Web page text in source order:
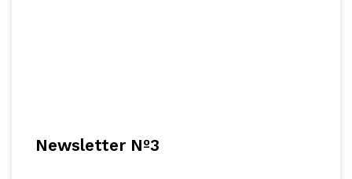
Newsletter Nº3